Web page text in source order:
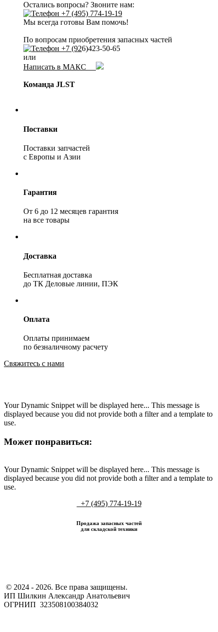
Остались вопросы? Звоните нам:
+7 (495) 774-19-19
Мы всегда готовы Вам помочь!
По вопросам приобретения запасных частей
+7 (926)423-50-65
или
Написать в МАКС
Команда JLST
Поставки
Поставки запчастей
с Европы и Азии
Гарантия
От 6 до 12 месяцев гарантия
на все товары
Доставка
Бесплатная доставка
до ТК Деловые линии, ПЭК
Оплата
Оплаты принимаем
по безналичному расчету
Свяжитесь с нами
Your Dynamic Snippet will be displayed here... This message is
displayed because you did not provide both a filter and a template to
use.
Может понравиться:
Your Dynamic Snippet will be displayed here... This message is
displayed because you did not provide both a filter and a template to
use.
+7 (495) 774-19-19
Продажа запасных частей
для складской техники
​ © 2024 - 2026. Все права защищены.
ИП Шилкин Александр Анатольевич
ОГРНИП 323508100384032